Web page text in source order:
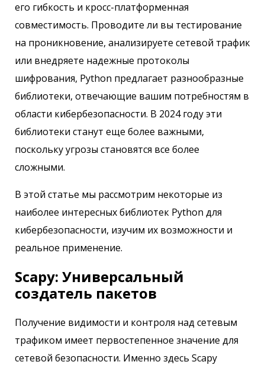
его гибкость и кросс-платформенная
совместимость. Проводите ли вы тестирование
на проникновение, анализируете сетевой трафик
или внедряете надежные протоколы
шифрования, Python предлагает разнообразные
библиотеки, отвечающие вашим потребностям в
области кибербезопасности. В 2024 году эти
библиотеки станут еще более важными,
поскольку угрозы становятся все более
сложными.
В этой статье мы рассмотрим некоторые из
наиболее интересных библиотек Python для
кибербезопасности, изучим их возможности и
реальное применение.
Scapy: Универсальный
создатель пакетов
Получение видимости и контроля над сетевым
трафиком имеет первостепенное значение для
сетевой безопасности. Именно здесь Scapy